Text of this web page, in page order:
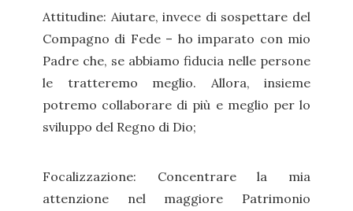
Attitudine: Aiutare, invece di sospettare del
Compagno di Fede – ho imparato con mio
Padre che, se abbiamo fiducia nelle persone
le tratteremo meglio. Allora, insieme
potremo collaborare di più e meglio per lo
sviluppo del Regno di Dio;
Focalizzazione: Concentrare la mia
attenzione nel maggiore Patrimonio